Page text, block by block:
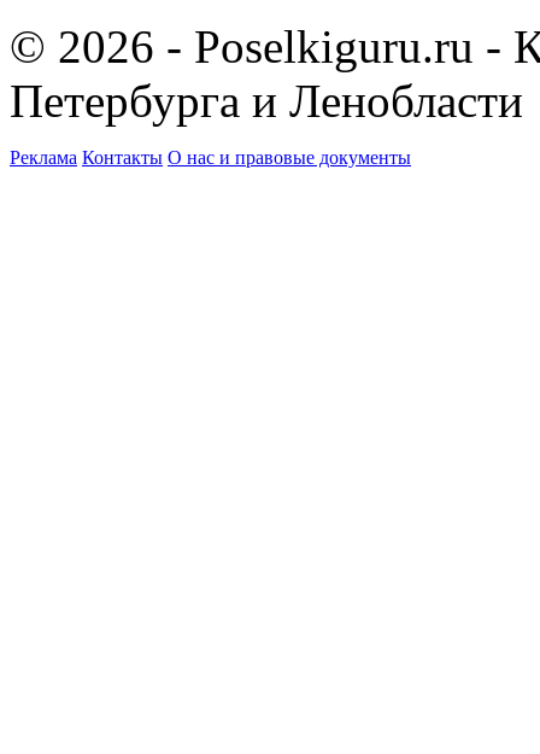
© 2026 - Poselkiguru.ru -
Петербурга и Ленобласти
Реклама Контакты О нас и правовые документы